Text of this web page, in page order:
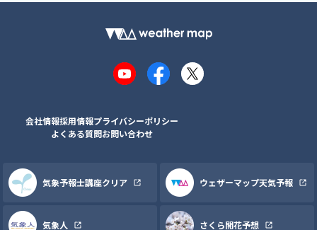
YouTubeFacebook
X
会社情報採用情報プライバシーポリシー
よくある質問お問い合わせ
気象予報士講座クリア ウェザーマップ天気予報
気象人 さくら開花予想